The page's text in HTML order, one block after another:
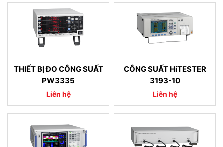
THIẾT BỊ ĐO CÔNG SUẤT
PW3335
Liên hệ
CÔNG SUẤT HiTESTER
3193-10
Liên hệ